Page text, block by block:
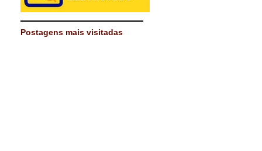
Postagens mais visitadas